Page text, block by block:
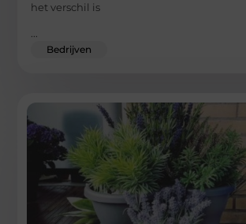
het verschil is
...
Bedrijven